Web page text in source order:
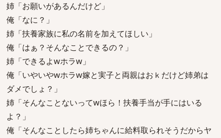
姉「お願いがあるんだけど」
俺「なに？」
姉「扶養家族に私の名前を加えてほしい」
俺「はぁ？そんなことできるの？」
姉「できるよwホラw」
俺「いやいやwホラw嫁と実子と両親はおｋだけど姉弟は
ダメでしょ？」
姉「そんなことないってwほら！扶養手当が手にはいる
よ？」
俺「そんなことしたら姉ちゃんに給料取られそうだからヤ